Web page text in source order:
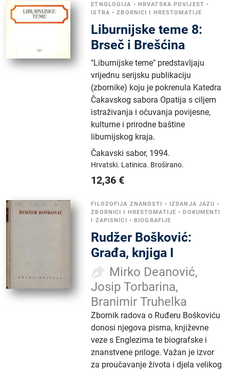
ETNOLOGIJA • HRVATSKA POVIJEST •
ISTRA •ZBORNICI I HRESTOMATIJE
Liburnijske teme 8:
Brseč i Brešćina
"Liburnijske teme" predstavljaju
vrijednu serijsku publikaciju
(zbornike) koju je pokrenula Katedra
Čakavskog sabora Opatija s ciljem
istraživanja i očuvanja povijesne,
kulturne i prirodne baštine
liburnijskog kraja.
Čakavski sabor, 1994.
Hrvatski. Latinica. Broširano.
12,36 €
FILOZOFIJA ZNANOSTI • IZDANJA JAZU •
ZBORNICI I HRESTOMATIJE •DOKUMENTI
I ZAPISNICI •BIOGRAFIJE
Rudžer Bošković:
Građa, knjiga I
Mirko Deanović,
Josip Torbarina,
Branimir Truhelka
Zbornik radova o Ruđeru Boškoviću
donosi njegova pisma, književne
veze s Englezima te biografske i
znanstvene priloge. Važan je izvor
za proučavanje života i djela velikog